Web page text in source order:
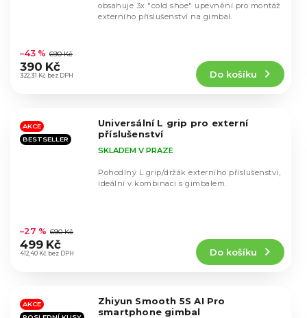
hodnocení
produktu
je
hvězdiček.
322,31 Kč bez DPH
–43 % 690 Kč
390 Kč
Do košíku
obsahuje 3x "cold shoe" upevnění pro montáž
externího příslušenství na gimbal.
AKCE
BESTSELLER
Universální L grip pro externí
příslušenství
hodnocení
produktu
je
hvězdiček.
SKLADEM V PRAZE
412,40 Kč bez DPH
–27 % 690 Kč
499 Kč
Do košíku
Pohodlný L grip/držák externího příslušenství,
ideální v kombinaci s gimbalem.
AKCE
Zhiyun Smooth 5S AI Pro
smartphone gimbal